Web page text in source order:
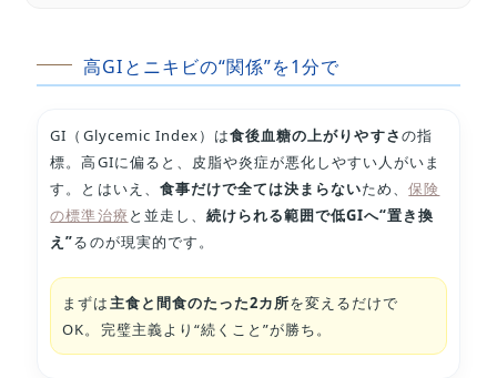
高GIとニキビの“関係”を1分で
GI（Glycemic Index）は食後血糖の上がりやすさの指
標。高GIに偏ると、皮脂や炎症が悪化しやすい人がいま
す。とはいえ、 食事だけで全ては決まらないため、保険
の標準治療 と並走し、 続けられる範囲で低GIへ“置き換
え”るのが現実的です。
まずは 主食と間食のたった2カ所を変えるだけで
OK。完璧主義より“続くこと”が勝ち。